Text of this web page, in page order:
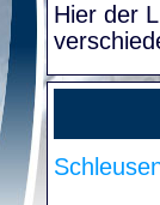
Hier der